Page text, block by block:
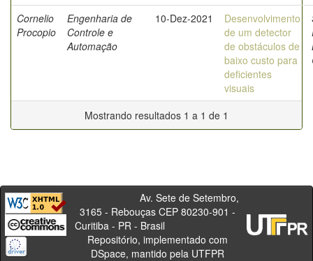
Cornelio
Procopio
Engenharia de
Controle e
Automação
10-Dez-2021
Desenvolvimento
de um detector
de obstáculos de
baixo custo para
deficientes
visuais
Mostrando resultados 1 a 1 de 1
Av. Sete de Setembro,
3165 - Rebouças CEP 80230-901 -
Curitiba - PR - Brasil
Repositório, implementado com
DSpace, mantido pela UTFPR